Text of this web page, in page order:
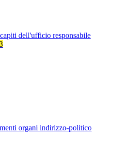
dell'ufficio responsabile
organi indirizzo-politico